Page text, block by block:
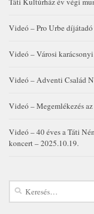
Videó – Pro Urbe
Videó – Városi
Videó – Adventi Család
Videó – Megemlékezés
Videó – 40 éves a Táti
koncert – 2025.10.19.
Keresés: